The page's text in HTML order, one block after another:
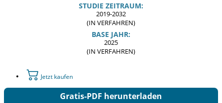
STUDIE ZEITRAUM:
2019-2032
(IN VERFAHREN)
BASE JAHR:
2025
(IN VERFAHREN)
Jetzt kaufen
Gratis-PDF herunterladen